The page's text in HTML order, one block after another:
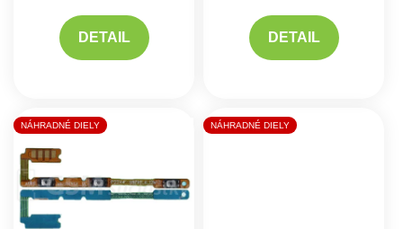
DETAIL DETAIL
NÁHRADNÉ DIELY NÁHRADNÉ DIELY